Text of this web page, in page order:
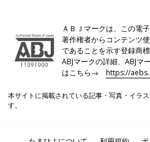
ＡＢＪマークは、この電
著作権者からコンテンツ
であることを示す登録商
ABJマークの詳細、ABJマ
はこちら→https://
本サイトに掲載されている記事・写真・イラ
す。